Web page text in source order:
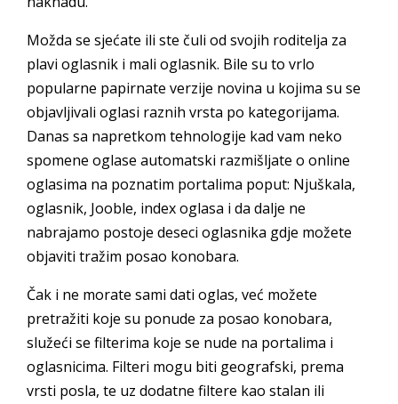
Možda se sjećate ili ste čuli od svojih roditelja za
plavi oglasnik i mali oglasnik. Bile su to vrlo
popularne papirnate verzije novina u kojima su se
objavljivali oglasi raznih vrsta po kategorijama.
Danas sa napretkom tehnologije kad vam neko
spomene oglase automatski razmišljate o online
oglasima na poznatim portalima poput: Njuškala,
oglasnik, Jooble, index oglasa i da dalje ne
nabrajamo postoje deseci oglasnika gdje možete
objaviti tražim posao konobara.
Čak i ne morate sami dati oglas, već možete
pretražiti koje su ponude za posao konobara,
služeći se filterima koje se nude na portalima i
oglasnicima. Filteri mogu biti geografski, prema
vrsti posla, te uz dodatne filtere kao stalan ili